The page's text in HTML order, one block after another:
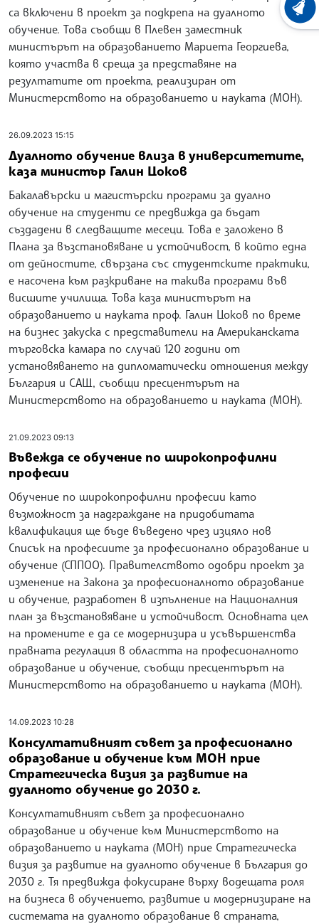
са включени в проект за подкрепа на дуалното
обучение. Това съобщи в Плевен заместник
министърът на образованието Мариета Георгиева,
която участва в среща за представяне на
резултатите от проекта, реализиран от
Министерството на образованието и науката (МОН).
26.09.2023 15:15
Дуалното обучение влиза в университетите,
каза министър Галин Цоков
Бакалавърски и магистърски програми за дуално
обучение на студенти се предвижда да бъдат
създадени в следващите месеци. Това е заложено в
Плана за възстановяване и устойчивост, в който една
от дейностите, свързана със студентските практики,
е насочена към разкриване на такива програми във
висшите училища. Това каза министърът на
образованието и науката проф. Галин Цоков по време
на бизнес закуска с представители на Американската
търговска камара по случай 120 години от
установяването на дипломатически отношения между
България и САЩ, съобщи пресцентърът на
Министерството на образованието и науката (МОН).
21.09.2023 09:13
Въвежда се обучение по широкопрофилни
професии
Обучение по широкопрофилни професии като
възможност за надграждане на придобитата
квалификация ще бъде въведено чрез изцяло нов
Списък на професиите за професионално образование и
обучение (СППОО). Правителството одобри проект за
изменение на Закона за професионалното образование
и обучение, разработен в изпълнение на Националния
план за възстановяване и устойчивост. Основната цел
на промените е да се модернизира и усъвършенства
правната регулация в областта на професионалното
образование и обучение, съобщи пресцентърът на
Министерството на образованието и науката (МОН).
14.09.2023 10:28
Консултативният съвет за професионално
образование и обучение към МОН прие
Стратегическа визия за развитие на
дуалното обучение до 2030 г.
Консултативният съвет за професионално
образование и обучение към Министерството на
образованието и науката (МОН) прие Стратегическа
визия за развитие на дуалното обучение в България до
2030 г. Тя предвижда фокусиране върху водещата роля
на бизнеса в обучението, развитие и модернизиране на
системата на дуалното образование в страната,